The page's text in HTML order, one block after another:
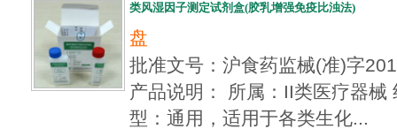
类风湿因子测定试剂盒(胶乳增强免疫比浊法)
盘
批准文号：沪食药监械(准)
产品说明： 所属：II类医疗器械
型：通用，适用于各类生化...